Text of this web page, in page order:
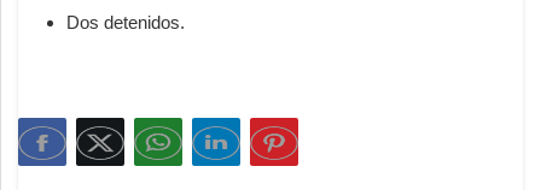
Dos detenidos.